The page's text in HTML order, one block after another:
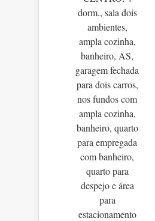
dorm., sala dois
ambientes,
ampla cozinha,
banheiro, AS,
garagem fechada
para dois carros,
nos fundos com
ampla cozinha,
banheiro, quarto
para empregada
com banheiro,
quarto para
despejo e área
para
estacionamento